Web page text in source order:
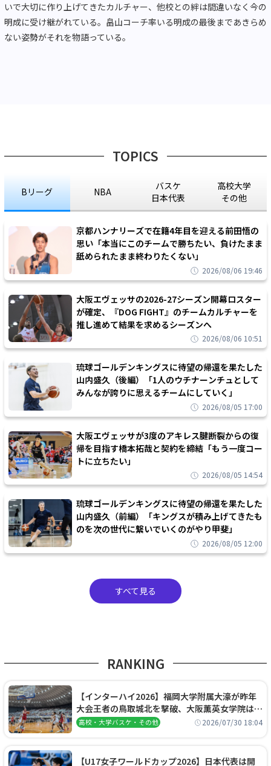
いで大切に作り上げてきたカルチャー、他校との絆は間違いなく今の
明成に受け継がれている。畠山コーチ率いる明成の最後まであきらめ
ない姿勢がそれを物語っている。
TOPICS
Bリーグ NBA
バスケ
日本代表
高校大学
その他
京都ハンナリーズで在籍4年目を迎える前田悟の
思い「本当にこのチームで勝ちたい、負けたまま
舐められたまま終わりたくない」
2026/08/06 19:46
大阪エヴェッサの2026-27シーズン開幕ロスター
が確定、『DOG FIGHT』のチームカルチャーを
推し進めて結果を求めるシーズンへ
2026/08/06 10:51
琉球ゴールデンキングスに待望の帰還を果たした
山内盛久（後編）「1人のウチナーンチュとして
みんなが誇りに思えるチームにしていく」
2026/08/05 17:00
大阪エヴェッサが3度のアキレス腱断裂からの復
帰を目指す橋本拓哉と契約を締結「もう一度コー
トに立ちたい」
2026/08/05 14:54
琉球ゴールデンキングスに待望の帰還を果たした
山内盛久（前編）「キングスが積み上げてきたも
のを次の世代に繋いでいくのがやり甲斐」
2026/08/05 12:00
すべて見る
RANKING
【インターハイ2026】福岡大学附属大濠が昨年
大会王者の鳥取城北を撃破、大阪薫英女学院は岐
阜女子に完勝、大会3日目試合結果
高校・大学バスケ・その他 2026/07/30 18:04
【U17女子ワールドカップ2026】日本代表は開